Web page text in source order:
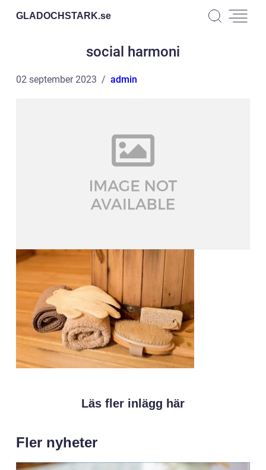
GLADOCHSTARK.se
social harmoni
02 september 2023 admin
Läs fler inlägg här
Fler nyheter